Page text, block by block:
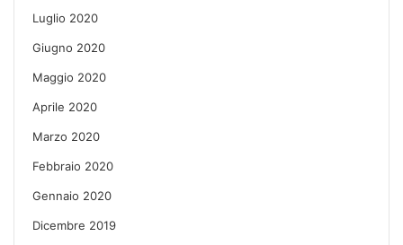
Luglio 2020
Giugno 2020
Maggio 2020
Aprile 2020
Marzo 2020
Febbraio 2020
Gennaio 2020
Dicembre 2019